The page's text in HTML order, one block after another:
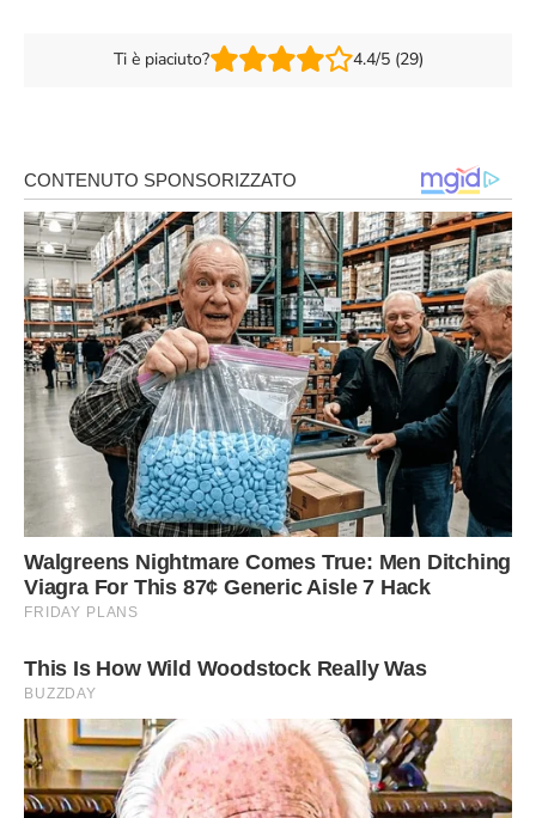
Ti è piaciuto? 4.4/5 (29)